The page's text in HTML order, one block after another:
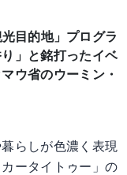
目的地」プログラ
」と銘打ったイベ
ウ省のウーミン・
らしが色濃く表現
ータイトゥー」の